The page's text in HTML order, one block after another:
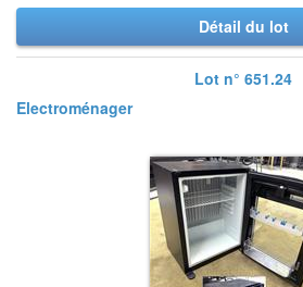
Détail du lot
Lot n° 651.24
Electroménager